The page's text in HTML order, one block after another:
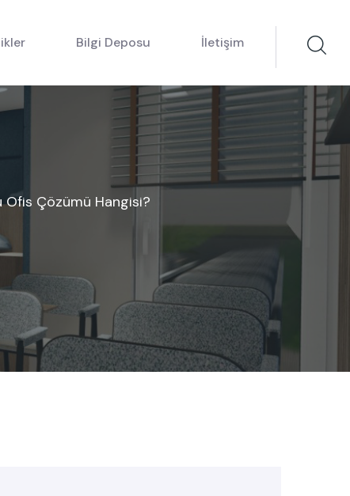
Bilgi Deposu İletişim
Ofis Çözümü Hangisi?